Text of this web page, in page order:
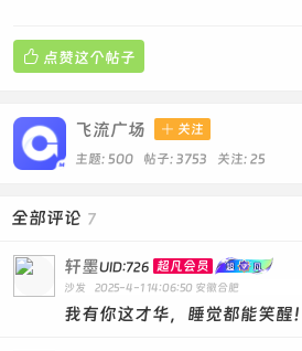
 点赞这个帖子
飞流广场  关注
主题: 500 帖子: 3753 关注: 25
全部评论 7
轩墨UID:726 超凡会员
沙发 2025-4-1 14:06:50 安徽合肥
我有你这才华，睡觉都能笑醒！